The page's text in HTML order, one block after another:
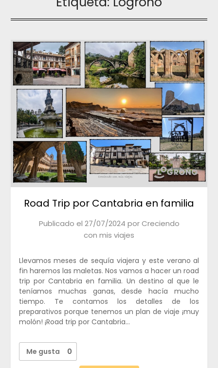
Road Trip por Cantabria en familia
Publicado el 27/07/2024 porCreciendo
con mis viajes
Llevamos meses de sequía viajera y este verano al
fin haremos las maletas. Nos vamos a hacer un road
trip por Cantabria en familia. Un destino al que le
teníamos muchas ganas, desde hacía mucho
tiempo. Te contamos los detalles de los
preparativos porque tenemos un plan de viaje ¡muy
molón! ¡Road trip por Cantabria…
Me gusta 0